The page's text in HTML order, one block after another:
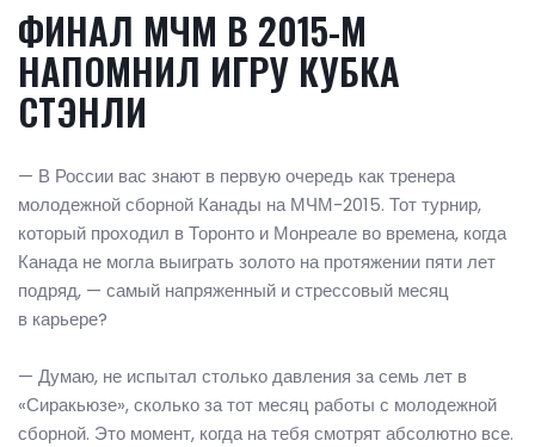
ФИНАЛ МЧМ В 2015-М
НАПОМНИЛ ИГРУ КУБКА
СТЭНЛИ
— В России вас знают в первую очередь как тренера
молодежной сборной Канады на МЧМ-2015. Тот турнир,
который проходил в Торонто и Монреале во времена, когда
Канада не могла выиграть золото на протяжении пяти лет
подряд, — самый напряженный и стрессовый месяц
в карьере?
— Думаю, не испытал столько давления за семь лет в
«Сиракьюзе», сколько за тот месяц работы с молодежной
сборной. Это момент, когда на тебя смотрят абсолютно все.